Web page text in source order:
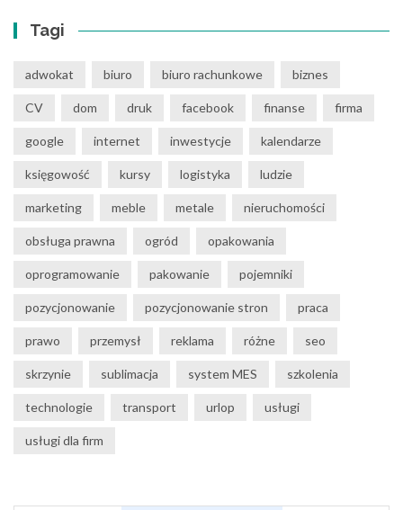
Tagi
adwokat biuro biuro rachunkowe biznes
CV dom druk facebook finanse firma
google internet inwestycje kalendarze
księgowość kursy logistyka ludzie
marketing meble metale nieruchomości
obsługa prawna ogród opakowania
oprogramowanie pakowanie pojemniki
pozycjonowanie pozycjonowanie stron praca
prawo przemysł reklama różne seo
skrzynie sublimacja system MES szkolenia
technologie transport urlop usługi
usługi dla firm